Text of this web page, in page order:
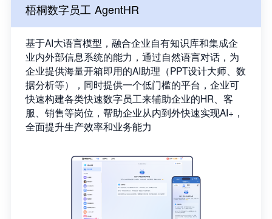
梧桐数字员工 AgentHR
基于AI大语言模型，融合企业自有知识库和集成企
业内外部信息系统的能力，通过自然语言对话，为
企业提供海量开箱即用的AI助理（PPT设计大师、数
据分析等），同时提供一个低门槛的平台，企业可
快速构建各类快速数字员工来辅助企业的HR、客
服、销售等岗位，帮助企业从内到外快速实现AI+，
全面提升生产效率和业务能力